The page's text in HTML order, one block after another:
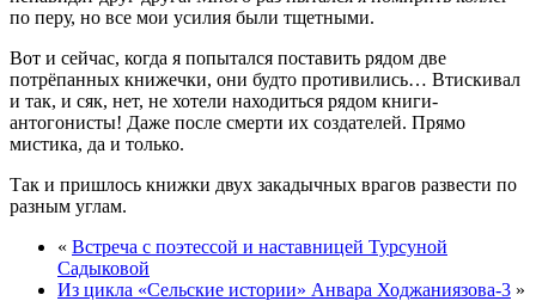
по перу, но все мои усилия были тщетными.
Вот и сейчас, когда я попытался поставить рядом две
потрёпанных книжечки, они будто противились… Втискивал
и так, и сяк, нет, не хотели находиться рядом книги-
антогонисты! Даже после смерти их создателей. Прямо
мистика, да и только.
Так и пришлось книжки двух закадычных врагов развести по
разным углам.
« Встреча с поэтессой и наставницей Турсуной
Садыковой
Из цикла «Сельские истории» Анвара Ходжаниязова-3 »